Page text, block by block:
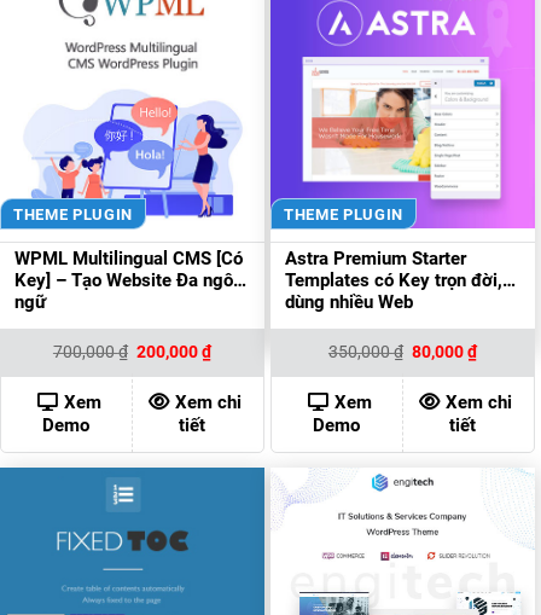
THEME PLUGIN
WPML Multilingual CMS [Có
Key] – Tạo Website Đa ngôn
ngữ
700,000₫ Giá
là:
700,000 ₫.
200,000₫Giá
hiện
tại
là:
200,000 ₫.
Xem
Demo
Xem chi
tiết
THEME PLUGIN
Astra Premium Starter
Templates có Key trọn đời,
dùng nhiều Web
350,000₫ Giá
gốc
là:
350,000 ₫.
80,000₫Giá
hiện
tại
là:
80,000
Xem
Demo
Xem chi
tiết